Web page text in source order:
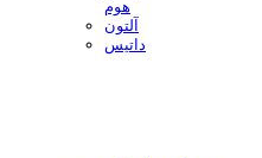
هوم
آلتون
داتیس